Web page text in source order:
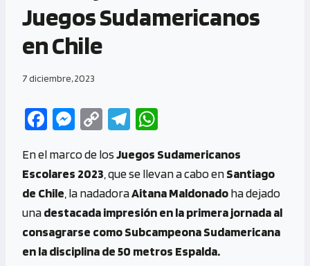
Juegos Sudamericanos
en Chile
7 diciembre, 2023
Fa
b
o
o
k
M
se
n
g
er
C
py
Li
n
k
Te
gr
a
m
at
s
A
p
p
En el marco de losJuegos Sudamericanos
Escolares 2023 , que se llevan a cabo enSantiago
de Chile , la nadadoraAitana Maldonadoha dejado
unadestacada impresión en la primera jornada al
consagrarse como Subcampeona Sudamericana
en la disciplina de 50 metros Espalda.